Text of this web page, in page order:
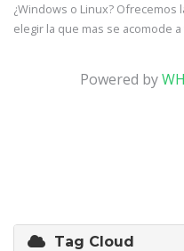
¿Windows o Linux?
elegir la que mas se acomode a
Powered by
Tag Cloud